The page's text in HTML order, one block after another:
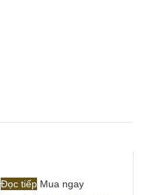
Đọc tiếp Mua ngay